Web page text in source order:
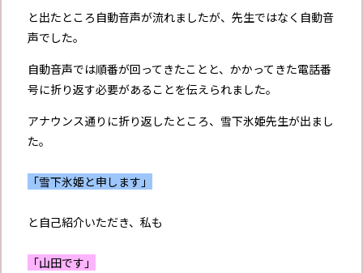
と出たところ自動音声が流れましたが、先生ではなく自動音
声でした。
自動音声では順番が回ってきたことと、かかってきた電話番
号に折り返す必要があることを伝えられました。
アナウンス通りに折り返したところ、雪下氷姫先生が出まし
た。
「雪下氷姫と申します」
と自己紹介いただき、私も
「山田です」